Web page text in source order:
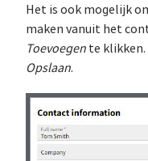
Het is ook mogelijk
maken vanuit het
Toevoegen te klikken.
Opslaan.